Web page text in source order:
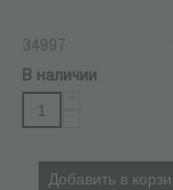
34997
В наличии
Добавить в